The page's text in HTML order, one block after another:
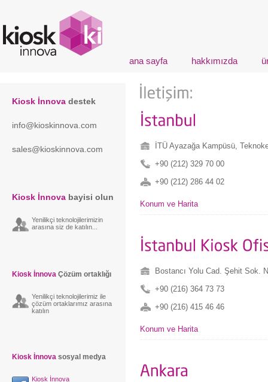
ana sayfa hakkımızda
Kiosk İnnova destek
info@kioskinnova.com
sales@kioskinnova.com
Kiosk İnnova bayisi olun
Yenilikçi teknolojilerimizin
arasına siz de katılın...
Kiosk İnnova Çözüm ortaklığı
Yenilikçi teknolojilerimiz ile
çözüm ortaklarımız arasına
katılın
Kiosk İnnova sosyal medya
Kiosk İnnova
İTÜ Ayazağa Kampüsü,
+90 (212) 329 70 00
+90 (212) 286 44 02
Konum ve Harita
Bostancı Yolu Cad. Şehit Sok.
+90 (216) 364 73 73
+90 (216) 415 46 46
Konum ve Harita